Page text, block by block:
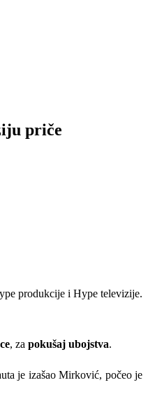
priče
produkcije i Hype televizije.
, za pokušaj ubojstva.
je izašao Mirković, počeo je